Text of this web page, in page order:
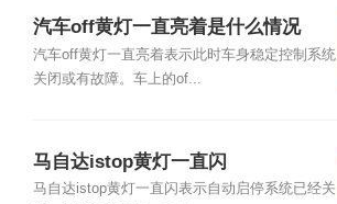
汽车off黄灯一直亮着是什么情况
汽车off黄灯一直亮着表示此时车身稳定控制系统
关闭或有故障。车上的of...
马自达istop黄灯一直闪
马自达istop黄灯一直闪表示自动启停系统已经关